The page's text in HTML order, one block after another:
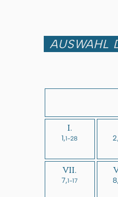
AUSWAHL
I.
1,1-28
VII.
7,1-17